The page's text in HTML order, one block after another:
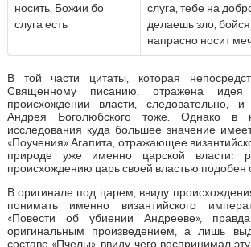
носить, Божии бо
слуга есть
слуга, тебе на
делаешь зло,
напрасно носит
В той части цитаты, которая
Священному писанию, отражена идея
происхождении власти, следовательно, и
Андрея Боголюбского тоже. Однако в
исследования куда большее значение
«Поучения» Агапита, отражающее
природе уже именно царской власти:
происхождению царь своей властью подобен
В оригинале под царем, ввиду
понимать именно византийского
«Повести об убиении Андрееве»,
оригинальным произведением, а лишь
составе «Пчелы», ввиду чего воспринимал